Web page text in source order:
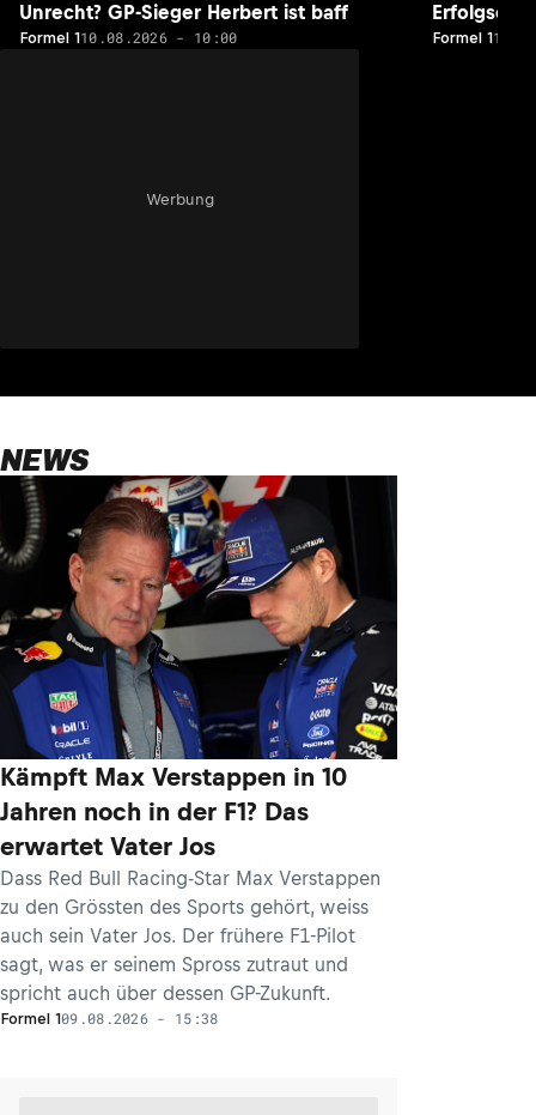
Unrecht? GP-Sieger Herbert ist baff
Formel 110.08.2026 - 10:00 Formel 1
Werbung
NEWS
Kämpft Max Verstappen in 10
Jahren noch in der F1? Das
erwartet Vater Jos
Dass Red Bull Racing-Star Max Verstappen
zu den Grössten des Sports gehört, weiss
auch sein Vater Jos. Der frühere F1-Pilot
sagt, was er seinem Spross zutraut und
spricht auch über dessen GP-Zukunft.
Formel 109.08.2026 - 15:38